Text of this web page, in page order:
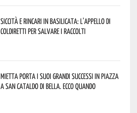
Siccità e rincari in Basilicata: l’appello di
Coldiretti per salvare i raccolti
Mietta porta i suoi grandi successi in piazza
a San Cataldo di Bella. Ecco quando